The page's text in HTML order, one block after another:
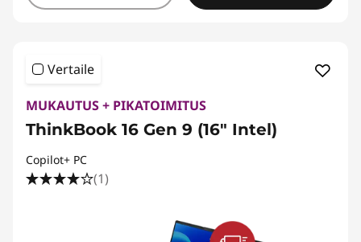
Vertaile
MUKAUTUS + PIKATOIMITUS
ThinkBook 16 Gen 9 (16" Intel)
Copilot+ PC
(1)